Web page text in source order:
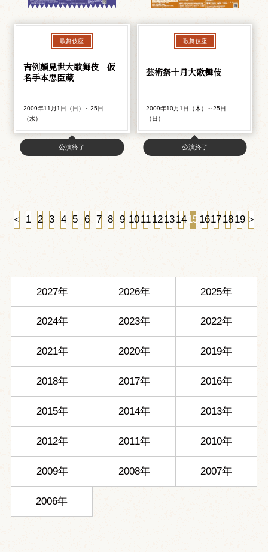
歌舞伎座
吉例顔見世大歌舞伎 仮
名手本忠臣蔵
2009年11月1日（日）～25日
（水）
公演終了
歌舞伎座
芸術祭十月大歌舞伎
2009年10月1日（木）～25日
（日）
公演終了
＜ 1 2 3 4 5 6 7 8 9 1011121314 15 16171819 ＞
2027年 2026年 2025年
2024年 2023年 2022年
2021年 2020年 2019年
2018年 2017年 2016年
2015年 2014年 2013年
2012年 2011年 2010年
2009年 2008年 2007年
2006年